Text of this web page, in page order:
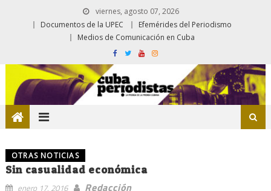
viernes, agosto 07, 2026
Documentos de la UPEC
Efemérides del Periodismo
Medios de Comunicación en Cuba
OTRAS NOTICIAS
Sin casualidad económica
enero 17, 2016
Redacción